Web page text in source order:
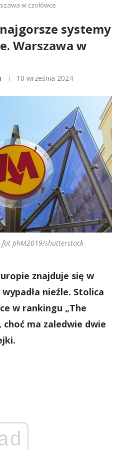
w czołówce
systemy
Warszawa w
10 września 2024
fot phM2019/shutterstock
znajduje się w
nieźle. Stolica
w rankingu „The
ma zaledwie dwie